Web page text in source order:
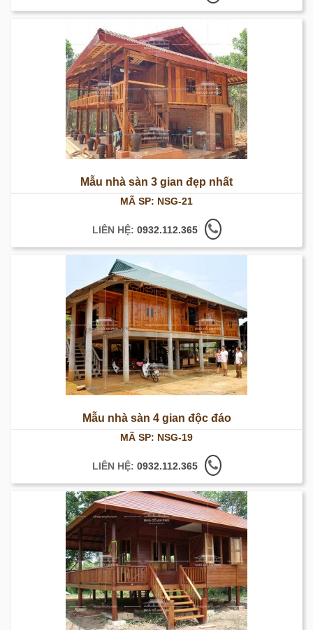
Mẫu nhà sàn 3 gian đẹp nhất
MÃ SP: NSG-21
LIÊN HỆ: 0932.112.365
Mẫu nhà sàn 4 gian độc đáo
MÃ SP: NSG-19
LIÊN HỆ: 0932.112.365